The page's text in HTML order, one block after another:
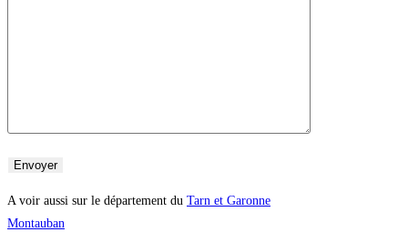
A voir aussi sur le département du Tarn et Garonne
Montauban